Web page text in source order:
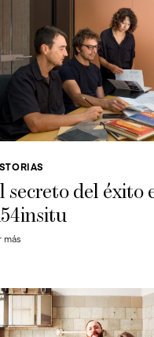
secreto del éxito
más